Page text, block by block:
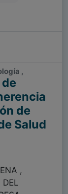
,
de
Salud
,
DEL